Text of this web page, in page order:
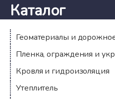
Каталог
Геоматериалы и
Пленка, ограждения и
Кровля и гидроизоляция
Утеплитель